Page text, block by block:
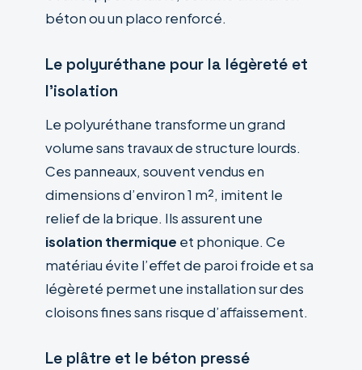
béton ou un placo renforcé.
Le polyuréthane pour la légèreté et
l’isolation
Le polyuréthane transforme un grand
volume sans travaux de structure lourds.
Ces panneaux, souvent vendus en
dimensions d’environ 1 m², imitent le
relief de la brique. Ils assurent une
isolation thermique et phonique. Ce
matériau évite l’effet de paroi froide et sa
légèreté permet une installation sur des
cloisons fines sans risque d’affaissement.
Le plâtre et le béton pressé